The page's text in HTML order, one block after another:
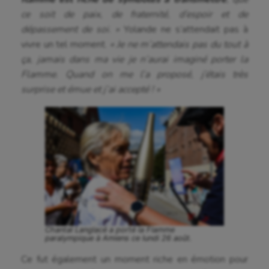
ce soit de paix, de fraternité, d’espoir et de
dépassement de soi. »
Yolande ne s’attendait pas à
vivre un tel moment.
« Je ne m’attendais pas du tout à
ça, jamais dans ma vie je n’aurai imaginé porter la
Flamme. Quand on me l’a proposé, j’étais très
surprise et émue et j’ai accepté ! »
Chantal Langlacé a porté la Flamme
paralympique à Amiens ce lundi 26 août.
Ce fut également un moment riche en émotion pour